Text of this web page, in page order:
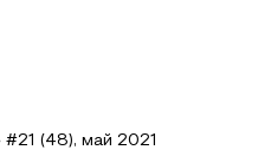
(48), май 2021